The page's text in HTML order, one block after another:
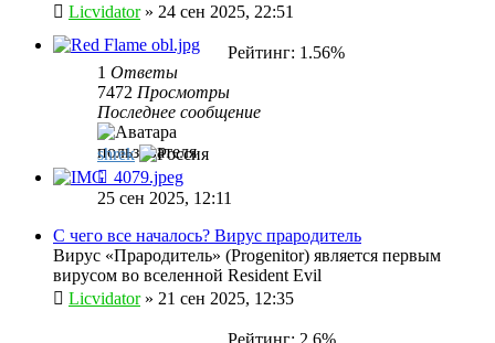
Licvidator» 24 сен 2025, 22:51
Рейтинг: 1.56%
1 Ответы
7472 Просмотры
Последнее сообщение
shrek
25 сен 2025, 12:11
С чего все началось? Вирус прародитель
Вирус «Прародитель» (Progenitor) является первым
вирусом во вселенной Resident Evil
Licvidator» 21 сен 2025, 12:35
Рейтинг: 2.6%